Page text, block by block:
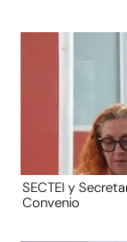
SECTEI y
Convenio